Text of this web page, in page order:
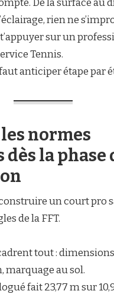
À
SAINT-
AUX
USAGE
De la surface au
rien ne
sur un
Tennis.
anticiper étape par
normes
la phase
un court pro
de la FFT.
tout :
marquage au sol.
fait 23,77 m sur